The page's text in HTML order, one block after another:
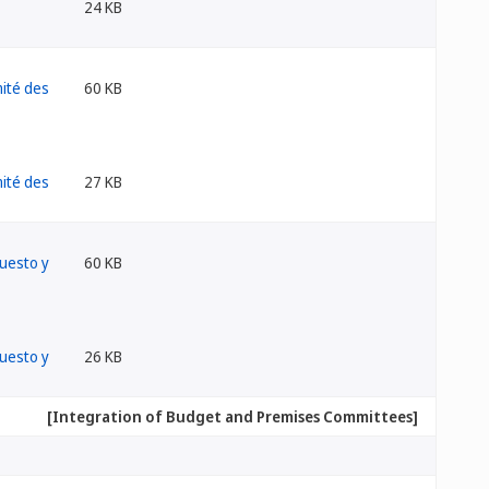
24 KB
60 KB
27 KB
60 KB
26 KB
[Integration of Budget and Premises Committees]